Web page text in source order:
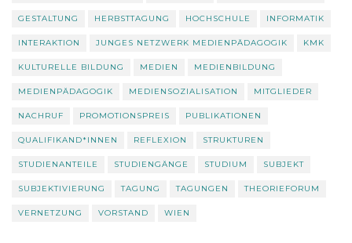
GESTALTUNG HERBSTTAGUNG HOCHSCHULE INFORMATIK
INTERAKTION JUNGES NETZWERK MEDIENPÄDAGOGIK KMK
KULTURELLE BILDUNG MEDIEN MEDIENBILDUNG
MEDIENPÄDAGOGIK MEDIENSOZIALISATION MITGLIEDER
NACHRUF PROMOTIONSPREIS PUBLIKATIONEN
QUALIFIKAND*INNEN REFLEXION STRUKTUREN
STUDIENANTEILE STUDIENGÄNGE STUDIUM SUBJEKT
SUBJEKTIVIERUNG TAGUNG TAGUNGEN THEORIEFORUM
VERNETZUNG VORSTAND WIEN